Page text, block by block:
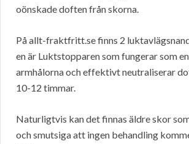
oönskade doften från skorna.
På allt-fraktfritt.se finns 2
en är Luktstopparen som fungerar som
armhålorna och effektivt neutraliserar
10-12 timmar.
Naturligtvis kan det finnas äldre skor
och smutsiga att ingen behandling